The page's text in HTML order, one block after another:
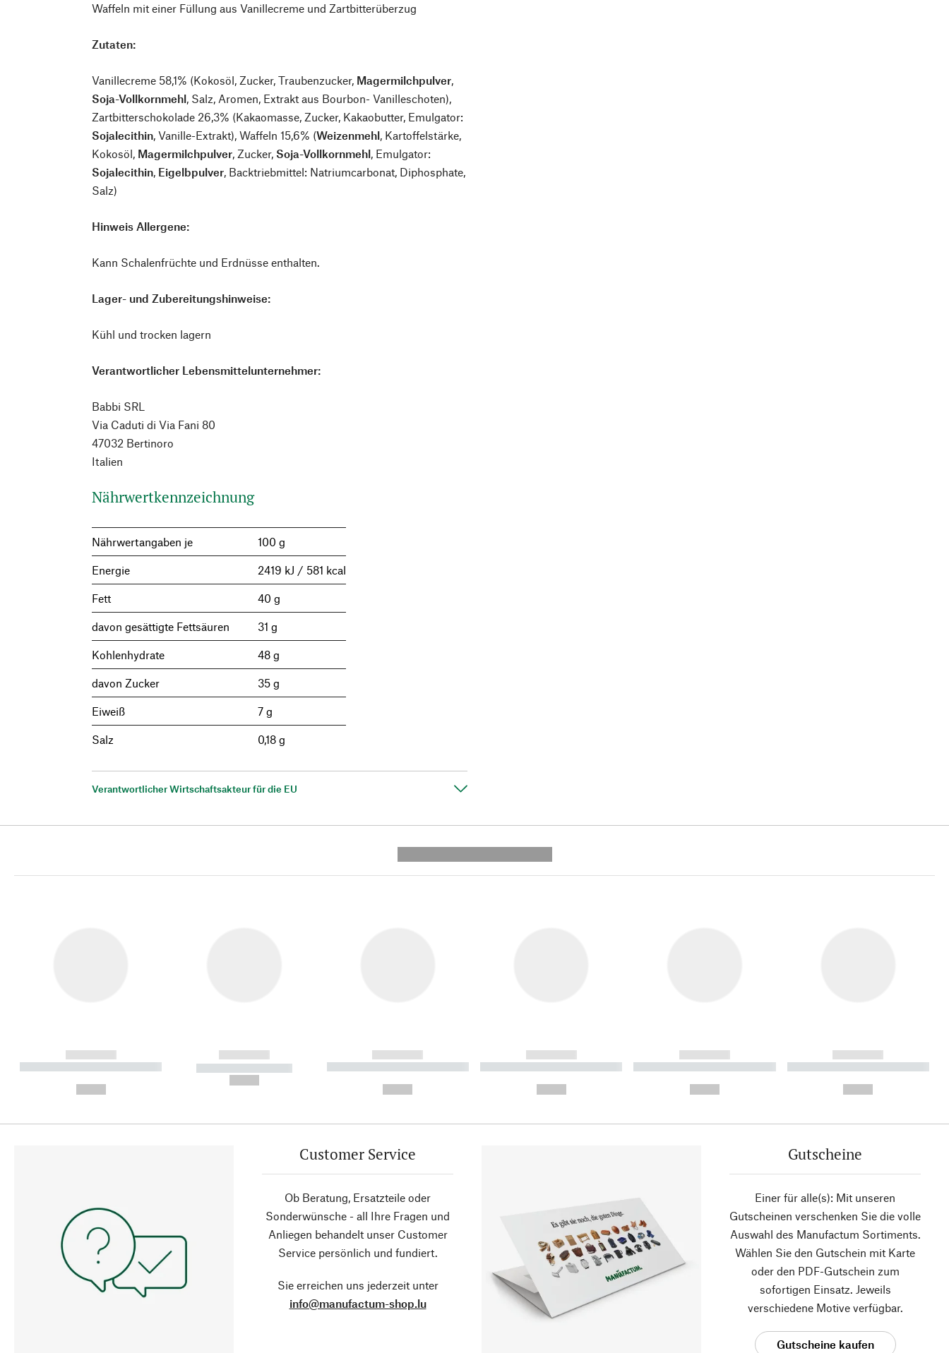
Waffeln mit einer Füllung aus Vanillecreme und Zartbitterüberzug
Zutaten:
Vanillecreme 58,1% (Kokosöl, Zucker, Traubenzucker, Magermilchpulver,
Soja-Vollkornmehl, Salz, Aromen, Extrakt aus Bourbon- Vanilleschoten),
Zartbitterschokolade 26,3% (Kakaomasse, Zucker, Kakaobutter, Emulgator:
Sojalecithin, Vanille-Extrakt), Waffeln 15,6% (Weizenmehl, Kartoffelstärke,
Kokosöl, Magermilchpulver, Zucker,Soja-Vollkornmehl, Emulgator:
Sojalecithin, Eigelbpulver, Backtriebmittel: Natriumcarbonat, Diphosphate,
Salz)
Hinweis Allergene:
Kann Schalenfrüchte und Erdnüsse enthalten.
Lager- und Zubereitungshinweise:
Kühl und trocken lagern
Verantwortlicher Lebensmittelunternehmer:
Babbi SRL
Via Caduti di Via Fani 80
47032 Bertinoro
Italien
Nährwertkennzeichnung
Nährwertangaben je 100 g
Energie 2419 kJ / 581 kcal
Fett 40 g
davon gesättigte Fettsäuren 31 g
Kohlenhydrate 48 g
davon Zucker 35 g
Eiweiß 7 g
Salz 0,18 g
Verantwortlicher Wirtschaftsakteur für die EU
------------
----------- ----------- ----------
------------
----------- -----------
------------
----------- ----------- ----------
------------
----------- ----------- ----------
------------
----------- ----------- ----------
------------
----------- ----------- ----------
Customer Service
Ob Beratung, Ersatzteile oder
Sonderwünsche - all Ihre Fragen und
Anliegen behandelt unser Customer
Service persönlich und fundiert.
Sie erreichen uns jederzeit unter
info@manufactum-shop.lu
Gutscheine
Einer für alle(s): Mit unseren
Gutscheinen verschenken Sie die volle
Auswahl des Manufactum Sortiments.
Wählen Sie den Gutschein mit Karte
oder den PDF-Gutschein zum
sofortigen Einsatz. Jeweils
verschiedene Motive verfügbar.
Gutscheine kaufen